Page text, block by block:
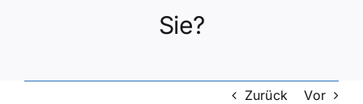
Sie?
Zurück Vor